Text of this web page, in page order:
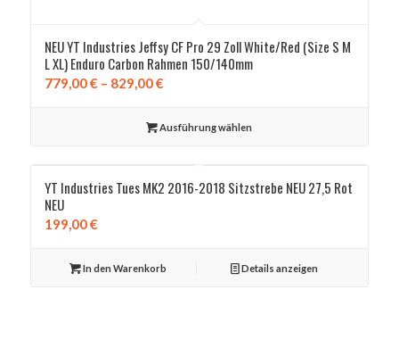
NEU YT Industries Jeffsy CF Pro 29 Zoll White/Red (Size S M
L XL) Enduro Carbon Rahmen 150/140mm
779,00€ – 829,00€Preisspanne:
bis
Ausführung wählen
YT Industries Tues MK2 2016-2018 Sitzstrebe NEU 27,5 Rot
NEU
199,00€
In den Warenkorb Details anzeigen